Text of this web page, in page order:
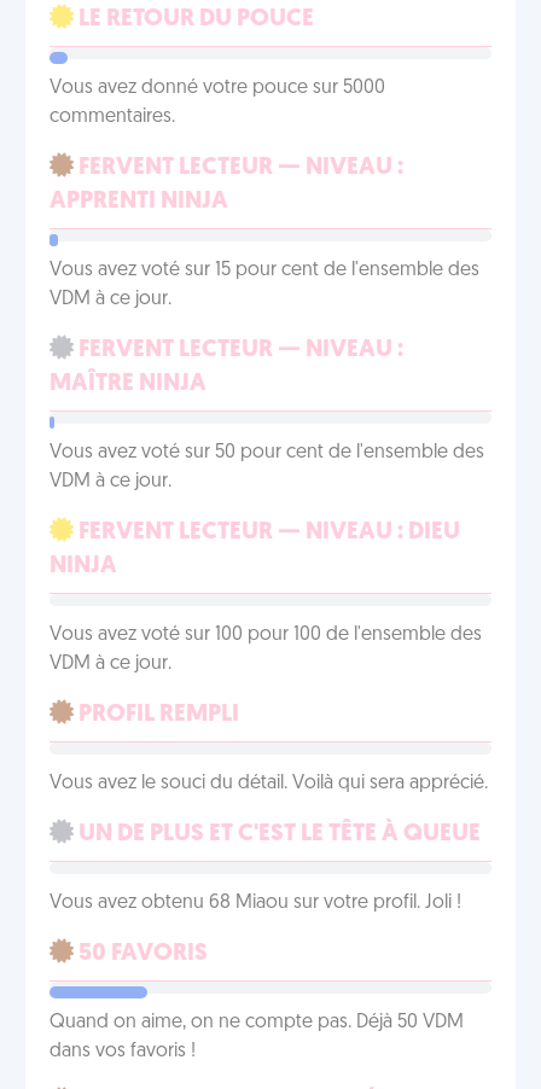
LE RETOUR DU POUCE
Vous avez donné votre pouce sur 5000
commentaires.
FERVENT LECTEUR — NIVEAU :
APPRENTI NINJA
Vous avez voté sur 15 pour cent de l'ensemble des
VDM à ce jour.
FERVENT LECTEUR — NIVEAU :
MAÎTRE NINJA
Vous avez voté sur 50 pour cent de l'ensemble des
VDM à ce jour.
FERVENT LECTEUR — NIVEAU : DIEU
NINJA
Vous avez voté sur 100 pour 100 de l'ensemble des
VDM à ce jour.
PROFIL REMPLI
Vous avez le souci du détail. Voilà qui sera apprécié.
UN DE PLUS ET C'EST LE TÊTE À QUEUE
Vous avez obtenu 68 Miaou sur votre profil. Joli !
50 FAVORIS
Quand on aime, on ne compte pas. Déjà 50 VDM
dans vos favoris !